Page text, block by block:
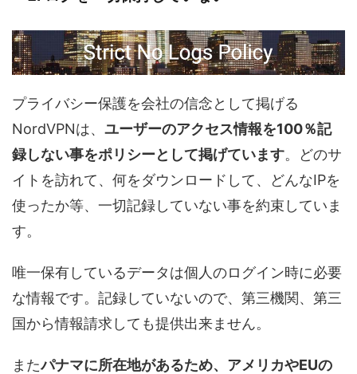
プライバシー保護を会社の信念として掲げる
NordVPNは、 ユーザーのアクセス情報を100％記
録しない事をポリシーとして掲げています。どのサ
イトを訪れて、何をダウンロードして、どんなIPを
使ったか等、一切記録していない事を約束していま
す。
唯一保有しているデータは個人のログイン時に必要
な情報です。記録していないので、第三機関、第三
国から情報請求しても提供出来ません。
またパナマに所在地があるため、アメリカやEUの